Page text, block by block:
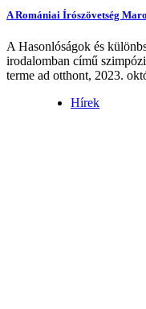
A Romániai Írószövetség
A Hasonlóságok és
irodalomban című
terme ad otthont, 2023.
Hírek